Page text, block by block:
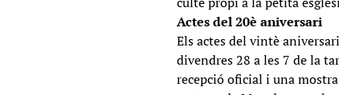
Actes del 20è aniversari
Els actes del vintè
divendres 28 a les 7 de la
recepció oficial i una